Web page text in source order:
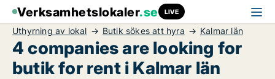
Verksamhetslokaler.se LIVE
Uthyrning av lokal Butik sökes att hyra Kalmar län
4 companies are looking for
butik for rent i Kalmar län